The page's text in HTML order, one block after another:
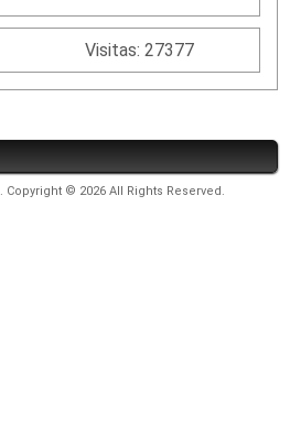
Visitas: 27377
. Copyright © 2026 All Rights Reserved.